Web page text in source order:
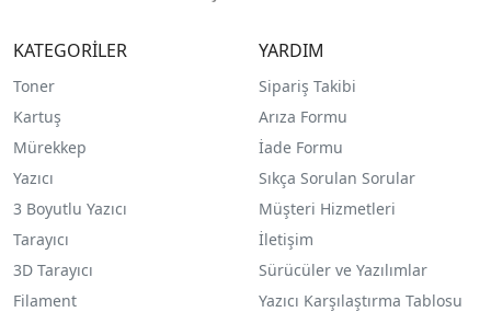
KATEGORİLER
Toner
Kartuş
Mürekkep
Yazıcı
3 Boyutlu Yazıcı
Tarayıcı
3D Tarayıcı
Filament
YARDIM
Sipariş Takibi
Arıza Formu
İade Formu
Sıkça Sorulan Sorular
Müşteri Hizmetleri
İletişim
Sürücüler ve Yazılımlar
Yazıcı Karşılaştırma Tablosu